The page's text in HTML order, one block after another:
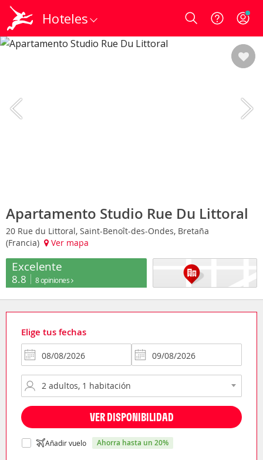
Hoteles Login
Apartamento Studio Rue Du Littoral
20 Rue du Littoral, Saint-Benoît-des-Ondes, Bretaña
(Francia)
Ver mapa
Excelente
8.8 8 opiniones
Elige tus fechas
VER DISPONIBILIDAD
Añadir vuelo ahorra hasta un 20%